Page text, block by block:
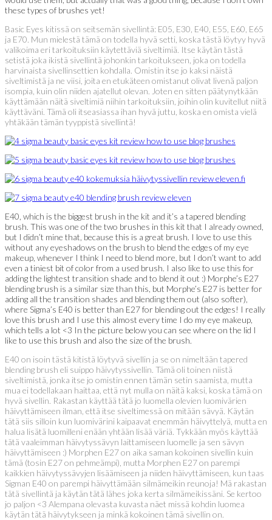
these types of brushes yet!
Basic Eyes kitissä on seitsemän sivellintä: E05, E30, E40, E55, E60, E65
ja E70. Mun mielestä tämä on todella hyvä setti, koska tästä löytyy hyvä
valikoima eri tarkoituksiin käytettäviä siveltimiä. Itse käytän tästä
setistä joka ikistä sivellintä johonkin tarkoitukseen, joka on todella
harvinaista sivellinsettien kohdalla. Omistin itse jo kaksi näistä
siveltimistä ja ne viisi, joita en etukäteen omistanut olivat livenä paljon
isompia, kuin olin niiden ajatellut olevan. Joten en sitten päätynytkään
käyttämään näitä siveltimiä niihin tarkoituksiin, joihin olin kuvitellut niitä
käyttäväni. Tämä oli itseasiassa ihan hyvä juttu, koska en omista vielä
yhtäkään tämän tyyppistä sivellintä!
E40, which is the biggest brush in the kit and it’s a tapered blending
brush. This was one of the two brushes in this kit that I already owned,
but I didn’t mine that, because this is a great brush. I love to use this
without any eyeshadows on the brush to blend the edges of my eye
makeup, whenever I think I need to blend more, but I don’t want to add
even a tiniest bit of color from a used brush. I also like to use this for
adding the lightest transition shade and to blend it out :) Morphe’s E27
blending brush is a similar size than this, but Morphe’s E27 is better for
adding all the transition shades and blending them out (also softer),
where Sigma’s E40 is better than E27 for blending out the edges! I really
love this brush and I use this almost every time I do my eye makeup,
which tells a lot <3 In the picture below you can see where on the lid I
like to use this brush and also the size of the brush.
E40 on isoin tästä kitistä löytyvä sivellin ja se on nimeltään tapered
blending brush eli suippo häivytyssivellin. Tämä oli toinen niistä
siveltimistä, jonka itse jo omistin ennen tämän setin saamista, mutta
mua ei todellakaan haittaa, että nyt mulla on näitä kaksi, koska tämä on
hyvä sivellin. Rakastan käyttää tätä jo luomella olevien luomivärien
häivyttämiseen ilman, että itse siveltimessä on mitään sävyä. Käytän
tätä siis silloin kun luomivärini kaipaavat enemmän häivyttelyä, mutta en
halua lisätä luomilleni enään yhtään lisää väriä. Tykkään myös käyttää
tätä vaaleimman häivytyssävyn laittamiseen luomelle ja sen sävyn
häivyttämiseen :) Morphen E27 on aika saman kokoinen sivellin kuin
tämä (tosin E27 on pehmeämpi), mutta Morphen E27 on parempi
kaikkien häivytyssävyjen lisäämiseen ja niiden häivyttämiseen, kun taas
Sigman E40 on parempi häivyttämään silmämeikin reunoja! Mä rakastan
tätä sivellintä ja käytän tätä lähes joka kerta silmämeikissäni. Se kertoo
jo paljon <3 Alempana olevasta kuvasta näet missä kohdin luomea
käytän tätä häivytykseen ja minkä kokoinen tämä sivellin on.